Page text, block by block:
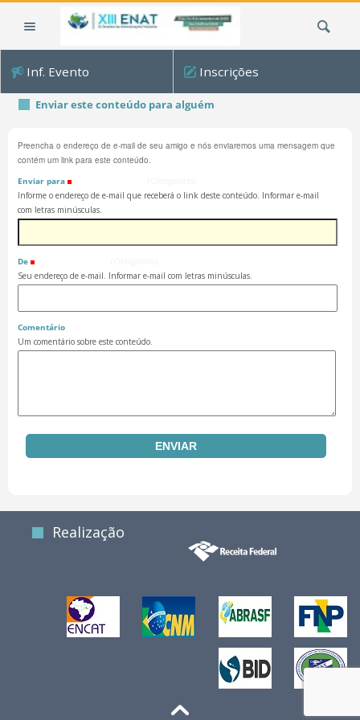
Inf. Evento Inscrições
Enviar este conteúdo para alguém
Preencha o endereço de e-mail de seu amigo e nós enviaremos uma mensagem que
contém um link para este conteúdo.
Enviar para
Informe o endereço de e-mail que receberá o link deste conteúdo. Informar e-mail
com letras minúsculas.
De
Seu endereço de e-mail. Informar e-mail com letras minúsculas.
Comentário
Um comentário sobre este conteúdo.
Realização